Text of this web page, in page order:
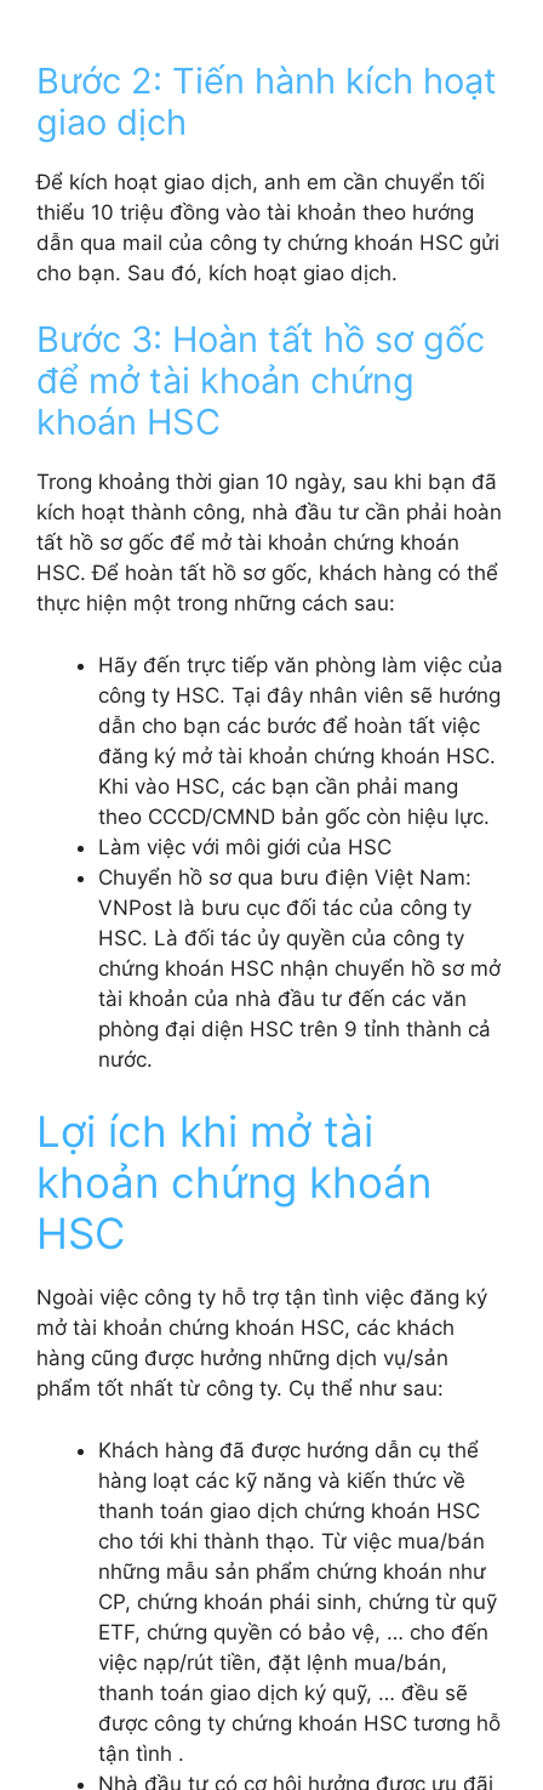
Bước 2: Tiến hành kích hoạt
giao dịch
Để kích hoạt giao dịch, anh em cần chuyển tối
thiểu 10 triệu đồng vào tài khoản theo hướng
dẫn qua mail của công ty chứng khoán HSC gửi
cho bạn. Sau đó, kích hoạt giao dịch.
Bước 3: Hoàn tất hồ sơ gốc
để mở tài khoản chứng
khoán HSC
Trong khoảng thời gian 10 ngày, sau khi bạn đã
kích hoạt thành công, nhà đầu tư cần phải hoàn
tất hồ sơ gốc để mở tài khoản chứng khoán
HSC. Để hoàn tất hồ sơ gốc, khách hàng có thể
thực hiện một trong những cách sau:
Hãy đến trực tiếp văn phòng làm việc của
công ty HSC. Tại đây nhân viên sẽ hướng
dẫn cho bạn các bước để hoàn tất việc
đăng ký mở tài khoản chứng khoán HSC.
Khi vào HSC, các bạn cần phải mang
theo CCCD/CMND bản gốc còn hiệu lực.
Làm việc với môi giới của HSC
Chuyển hồ sơ qua bưu điện Việt Nam:
VNPost là bưu cục đối tác của công ty
HSC. Là đối tác ủy quyền của công ty
chứng khoán HSC nhận chuyển hồ sơ mở
tài khoản của nhà đầu tư đến các văn
phòng đại diện HSC trên 9 tỉnh thành cả
nước.
Lợi ích khi mở tài
khoản chứng khoán
HSC
Ngoài việc công ty hỗ trợ tận tình việc đăng ký
mở tài khoản chứng khoán HSC, các khách
hàng cũng được hưởng những dịch vụ/sản
phẩm tốt nhất từ công ty. Cụ thể như sau:
Khách hàng đã được hướng dẫn cụ thể
hàng loạt các kỹ năng và kiến thức về
thanh toán giao dịch chứng khoán HSC
cho tới khi thành thạo. Từ việc mua/bán
những mẫu sản phẩm chứng khoán như
CP, chứng khoán phái sinh, chứng từ quỹ
ETF, chứng quyền có bảo vệ, … cho đến
việc nạp/rút tiền, đặt lệnh mua/bán,
thanh toán giao dịch ký quỹ, … đều sẽ
được công ty chứng khoán HSC tương hỗ
tận tình .
Nhà đầu tư có cơ hội hưởng được ưu đãi